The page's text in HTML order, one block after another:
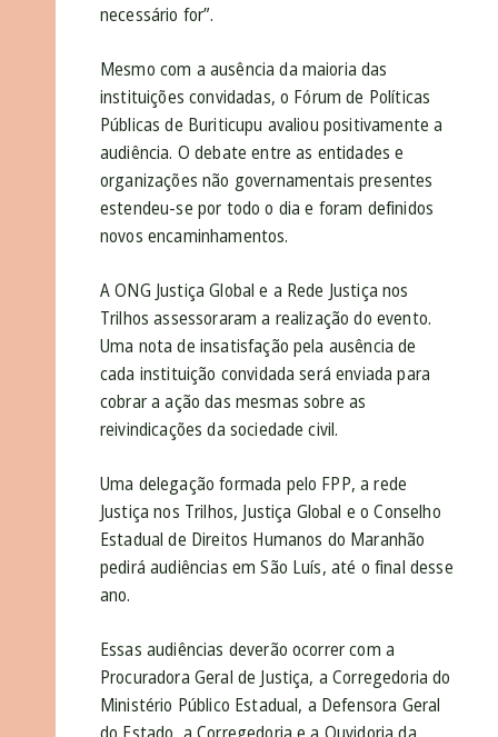
necessário for”.
Mesmo com a ausência da maioria das
instituições convidadas, o Fórum de Políticas
Públicas de Buriticupu avaliou positivamente a
audiência. O debate entre as entidades e
organizações não governamentais presentes
estendeu-se por todo o dia e foram definidos
novos encaminhamentos.
A ONG Justiça Global e a Rede Justiça nos
Trilhos assessoraram a realização do evento.
Uma nota de insatisfação pela ausência de
cada instituição convidada será enviada para
cobrar a ação das mesmas sobre as
reivindicações da sociedade civil.
Uma delegação formada pelo FPP, a rede
Justiça nos Trilhos, Justiça Global e o Conselho
Estadual de Direitos Humanos do Maranhão
pedirá audiências em São Luís, até o final desse
ano.
Essas audiências deverão ocorrer com a
Procuradora Geral de Justiça, a Corregedoria do
Ministério Público Estadual, a Defensora Geral